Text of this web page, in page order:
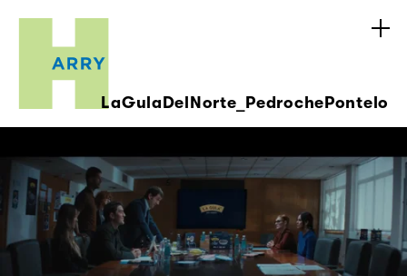
LaGulaDelNorte_PedrochePontelo